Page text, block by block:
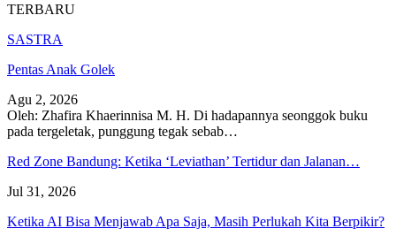
TERBARU
SASTRA
Pentas Anak Golek
Agu 2, 2026
Oleh: Zhafira Khaerinnisa M. H. Di hadapannya seonggok buku
pada tergeletak, punggung tegak sebab…
Red Zone Bandung: Ketika ‘Leviathan’ Tertidur dan Jalanan…
Jul 31, 2026
Ketika AI Bisa Menjawab Apa Saja, Masih Perlukah Kita Berpikir?